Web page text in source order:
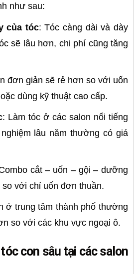
như sau:
của tóc: Tóc càng dài và dày
sẽ lâu hơn, chi phí cũng tăng
đơn giản sẽ rẻ hơn so với uốn
dùng kỹ thuật cao cấp.
: Làm tóc ở các salon nổi tiếng
lâu năm thường có giá
cắt – uốn – gội – dưỡng
với chỉ uốn đơn thuần.
ở trung tâm thành phố thường
so với các khu vực ngoại ô.
con sâu tại các salon